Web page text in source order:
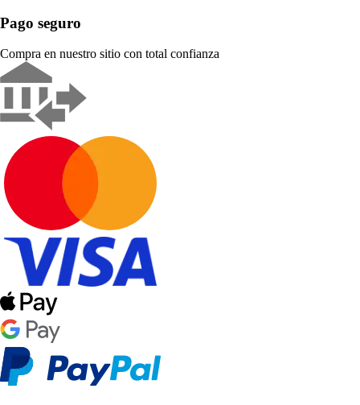
Pago seguro
Compra en nuestro sitio con total confianza